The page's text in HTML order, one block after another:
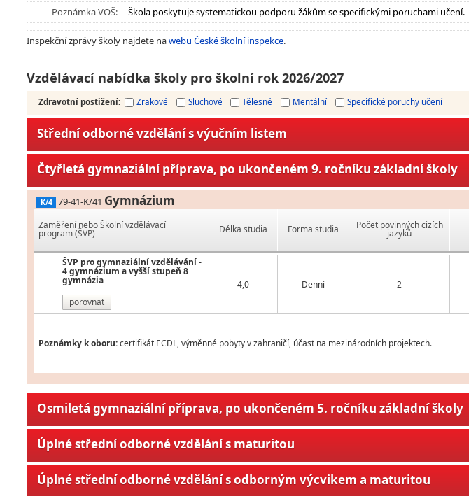
Poznámka VOŠ:
Škola poskytuje systematickou podporu žákům se specifickými poruchami učení.
Inspekční zprávy školy najdete nawebu České školní inspekce.
Vzdělávací nabídka školy pro školní rok 2026/2027
Zdravotní postižení: Zrakové Sluchové Tělesné Mentální Specifické poruchy učení
Střední odborné vzdělání s výučním listem
Čtyřletá gymnaziální příprava, po ukončeném 9. ročníku základní školy
K/4 79-41-K/41 Gymnázium
Zaměření nebo Školní vzdělávací
program (ŠVP)
ŠVP pro gymnaziální vzdělávání -
4 gymnázium a vyšší stupeň 8
gymnázia
porovnat
Délka studia Forma studia Počet povinných cizích
jazyků
4,0 Denní 2
Poznámky k oboru:certifikát ECDL, výměnné pobyty v zahraničí, účast na mezinárodních projektech.
Osmiletá gymnaziální příprava, po ukončeném 5. ročníku základní školy
Úplné střední odborné vzdělání s maturitou
Úplné střední odborné vzdělání s odborným výcvikem a maturitou